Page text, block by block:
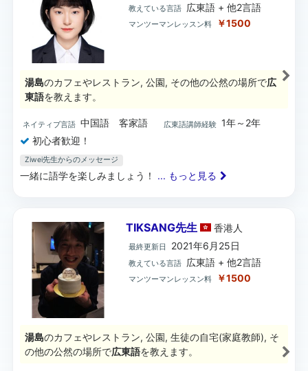
教えている言語 広東語 + 他2言語
マンツーマンレッスン料 ￥1500
湯島のカフェやレストラン, 公園, その他の公然の場所で広
東語を教えます。
ネイティブ言語 中国語 客家語 広東語講師経験 1年～2年
初心者歓迎！
Ziwei先生からのメッセージ
一緒に語学を楽しみましょう！ ... もっと見る
TIKSANG先生 香港人
最終更新日 2021年6月25日
教えている言語 広東語 + 他2言語
マンツーマンレッスン料 ￥1500
湯島のカフェやレストラン, 公園, 生徒の自宅(家庭教師), そ
の他の公然の場所で広東語を教えます。